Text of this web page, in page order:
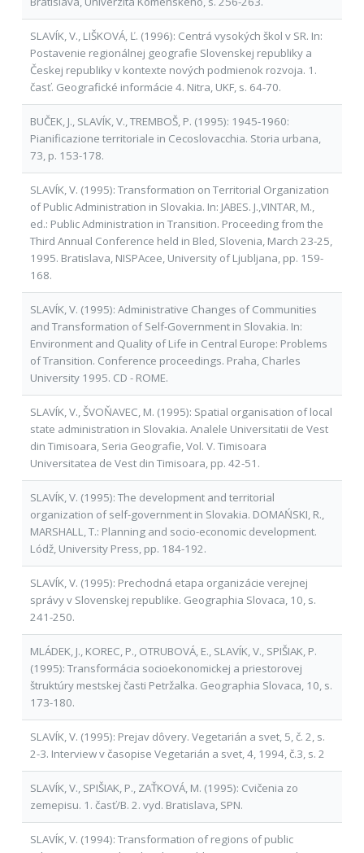
SLAVÍK, V., LIŠKOVÁ, Ľ. (1996): Centrá vysokých škol v SR. In:
Postavenie regionálnej geografie Slovenskej republiky a
Českej republiky v kontexte nových podmienok rozvoja. 1.
časť. Geografické informácie 4. Nitra, UKF, s. 64-70.
BUČEK, J., SLAVÍK, V., TREMBOŠ, P. (1995): 1945-1960:
Pianificazione territoriale in Cecoslovacchia. Storia urbana,
73, p. 153-178.
SLAVÍK, V. (1995): Transformation on Territorial Organization
of Public Administration in Slovakia. In: JABES. J.,VINTAR, M.,
ed.: Public Administration in Transition. Proceeding from the
Third Annual Conference held in Bled, Slovenia, March 23-25,
1995. Bratislava, NISPAcee, University of Ljubljana, pp. 159-
168.
SLAVÍK, V. (1995): Administrative Changes of Communities
and Transformation of Self-Government in Slovakia. In:
Environment and Quality of Life in Central Europe: Problems
of Transition. Conference proceedings. Praha, Charles
University 1995. CD - ROME.
SLAVÍK, V., ŠVOŇAVEC, M. (1995): Spatial organisation of local
state administration in Slovakia. Analele Universitatii de Vest
din Timisoara, Seria Geografie, Vol. V. Timisoara
Universitatea de Vest din Timisoara, pp. 42-51.
SLAVÍK, V. (1995): The development and territorial
organization of self-government in Slovakia. DOMAŃSKI, R.,
MARSHALL, T.: Planning and socio-economic development.
Lódž, University Press, pp. 184-192.
SLAVÍK, V. (1995): Prechodná etapa organizácie verejnej
správy v Slovenskej republike. Geographia Slovaca, 10, s.
241-250.
MLÁDEK, J., KOREC, P., OTRUBOVÁ, E., SLAVÍK, V., SPIŠIAK, P.
(1995): Transformácia socioekonomickej a priestorovej
štruktúry mestskej časti Petržalka. Geographia Slovaca, 10, s.
173-180.
SLAVÍK, V. (1995): Prejav dôvery. Vegetarián a svet, 5, č. 2, s.
2-3. Interview v časopise Vegetarián a svet, 4, 1994, č.3, s. 2
SLAVÍK, V., SPIŠIAK, P., ZAŤKOVÁ, M. (1995): Cvičenia zo
zemepisu. 1. časť/B. 2. vyd. Bratislava, SPN.
SLAVÍK, V. (1994): Transformation of regions of public